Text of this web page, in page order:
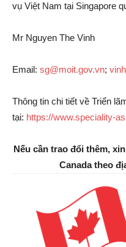
vụ Việt Nam tại Singapore
Mr Nguyen The Vinh
Email: sg@moit.gov.vn;
Thông tin chi tiết về Triển
tại: https://www.speciality-
Nếu cần trao đổi thêm,
Canada theo